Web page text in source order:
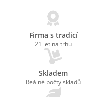
Firma s tradicí
21 let na trhu
Skladem
Reálné počty skladů